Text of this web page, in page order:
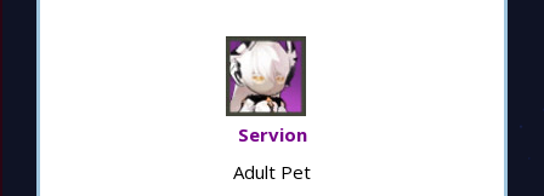
Servion
Adult Pet